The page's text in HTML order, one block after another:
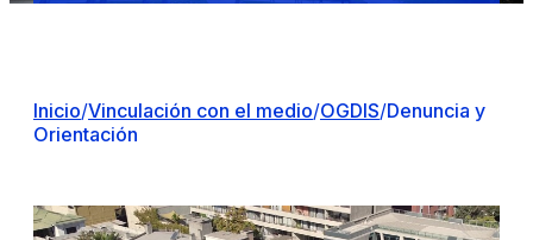
Inicio/Vinculación con el medio/OGDIS/Denuncia y
Orientación